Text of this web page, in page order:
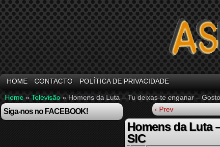
HOME CONTACTO POLÍTICA DE PRIVACIDADE
Home » Televisão » Homens da Luta – Tu deixas-te enganar –
Siga-nos no FACEBOOK! ‹ Prev
Homens da Luta
SIC